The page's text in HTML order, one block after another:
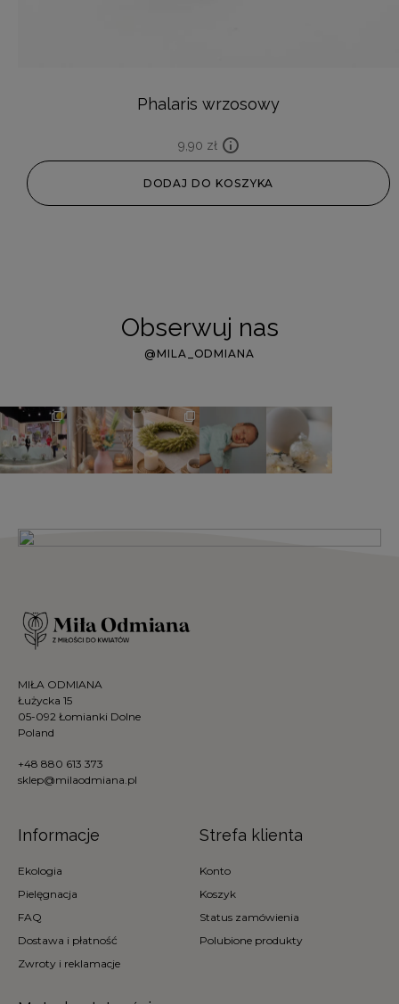
Phalaris wrzosowy
9,90 zł
DODAJ DO KOSZYKA
Obserwuj nas
@MILA_ODMIANA
MIŁA ODMIANA
Łużycka 15
05-092 Łomianki Dolne
Poland
+48 880 613 373
sklep@milaodmiana.pl
Informacje
Ekologia
Pielęgnacja
FAQ
Dostawa i płatność
Zwroty i reklamacje
Strefa klienta
Konto
Koszyk
Status zamówienia
Polubione produkty